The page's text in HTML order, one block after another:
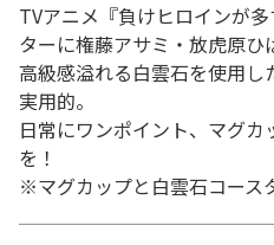
TVアニメ『負けヒロインが
ターに権藤アサミ・放虎原ひ
高級感溢れる白雲石を使用し
実用的。
日常にワンポイント、マグ
を！
※マグカップと白雲石コース